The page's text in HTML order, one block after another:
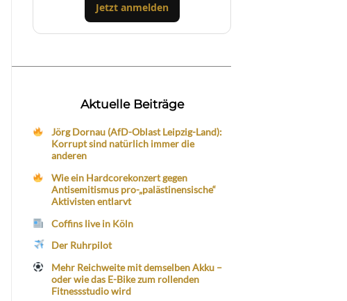
Jetzt anmelden
Aktuelle Beiträge
Jörg Dornau (AfD-Oblast Leipzig-Land):
Korrupt sind natürlich immer die
anderen
Wie ein Hardcorekonzert gegen
Antisemitismus pro-„palästinensische“
Aktivisten entlarvt
Coffins live in Köln
Der Ruhrpilot
Mehr Reichweite mit demselben Akku –
oder wie das E-Bike zum rollenden
Fitnessstudio wird